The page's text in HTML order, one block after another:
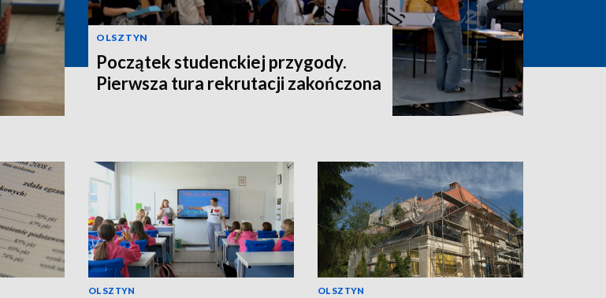
OLSZTYN
Początek studenckiej przygody.
Pierwsza tura rekrutacji zakończona
OLSZTYN OLSZTYN